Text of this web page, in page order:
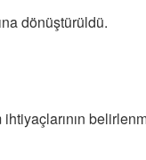
dönüştürüldü.